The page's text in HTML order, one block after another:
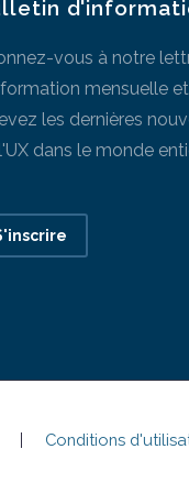
vous à notre
mensuelle et
les dernières
dans le monde
Conditions